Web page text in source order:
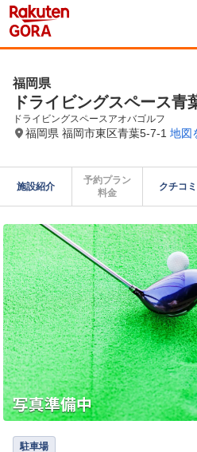
福岡県
ドライビングスペース青
ドライビングスペースアオバゴルフ
福岡県 福岡市東区青葉5-7-1 地図
施設紹介
予約プラン
料金
クチコミ
駐車場